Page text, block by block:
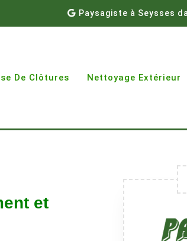
Paysagiste à Seysses
De Clôtures Nettoyage Extérieur
et